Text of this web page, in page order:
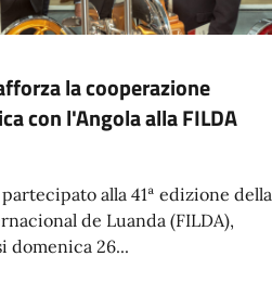
la cooperazione
con l'Angola alla FILDA
alla 41ª edizione della
de Luanda (FILDA),
domenica 26...